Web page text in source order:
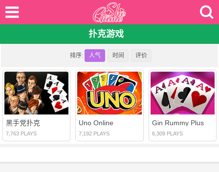
扑克游戏
排序: 人气 时间 评价
黑手党扑克
7,763 PLAYS
Uno Online
7,192 PLAYS
Gin Rummy Plus
6,309 PLAYS